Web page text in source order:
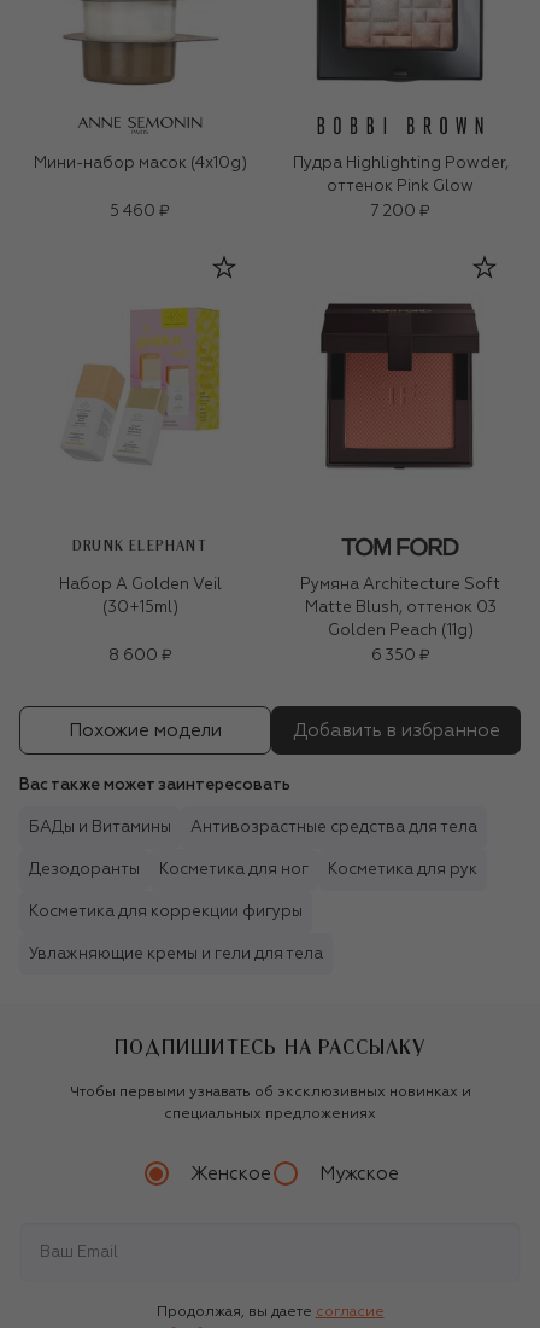
Мини-набор масок (4x10g)
5 460 ₽
Пудра Highlighting Powder,
оттенок Pink Glow
7 200 ₽
DRUNK ELEPHANT
Набор A Golden Veil
(30+15ml)
8 600 ₽
Румяна Architecture Soft
Matte Blush, оттенок 03
Golden Peach (11g)
6 350 ₽
Похожие модели Добавить в избранное
Вас также может заинтересовать
БАДы и Витамины Антивозрастные средства для тела
Дезодоранты Косметика для ног Косметика для рук
Косметика для коррекции фигуры
Увлажняющие кремы и гели для тела
ПОДПИШИТЕСЬ НА РАССЫЛКУ
Чтобы первыми узнавать об эксклюзивных новинках и
специальных предложениях
Женское Мужское
Продолжая, вы даете согласие